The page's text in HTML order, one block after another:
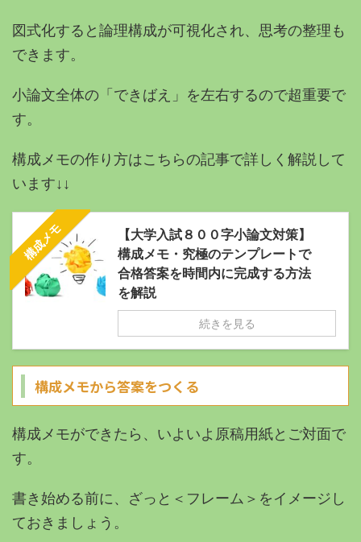
図式化すると論理構成が可視化され、思考の整理も
できます。
小論文全体の「できばえ」を左右するので超重要で
す。
構成メモの作り方はこちらの記事で詳しく解説して
います↓↓
構成メモ
【大学入試８００字小論文対策】
構成メモ・究極のテンプレートで
合格答案を時間内に完成する方法
を解説
続きを見る
構成メモから答案をつくる
構成メモができたら、いよいよ原稿用紙とご対面で
す。
書き始める前に、ざっと＜フレーム＞をイメージし
ておきましょう。